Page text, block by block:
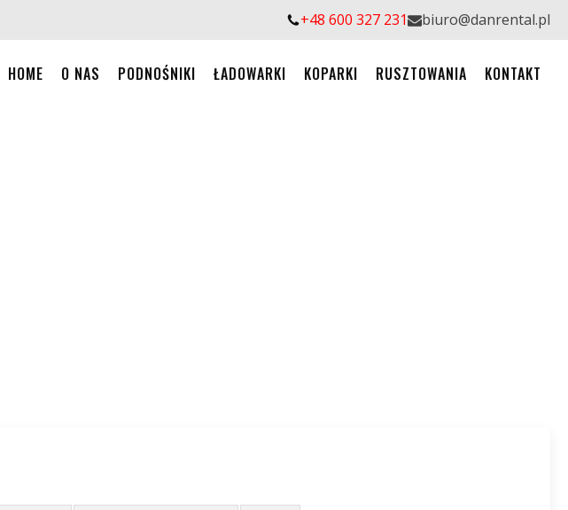
+48 600 327 231 biuro@danrental.pl
HOME O NAS PODNOŚNIKI ŁADOWARKI KOPARKI RUSZTOWANIA KONTAKT